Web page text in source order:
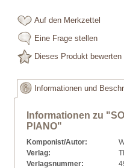
Auf den Merkzettel
Eine Frage stellen
Dieses Produkt bewerten
Informationen und
Informationen zu
PIANO"
Komponist/Autor:
Verlag:
Verlagsnummer: